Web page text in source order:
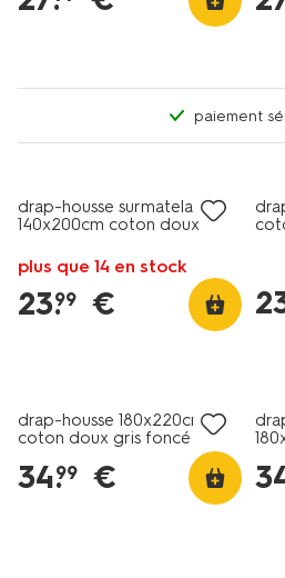
paiement
drap-housse surmatelas
140x200cm coton doux
plus que 14 en stock
23.
99 €
drap-housse 180x220cm
coton doux gris foncé
34.
99 €